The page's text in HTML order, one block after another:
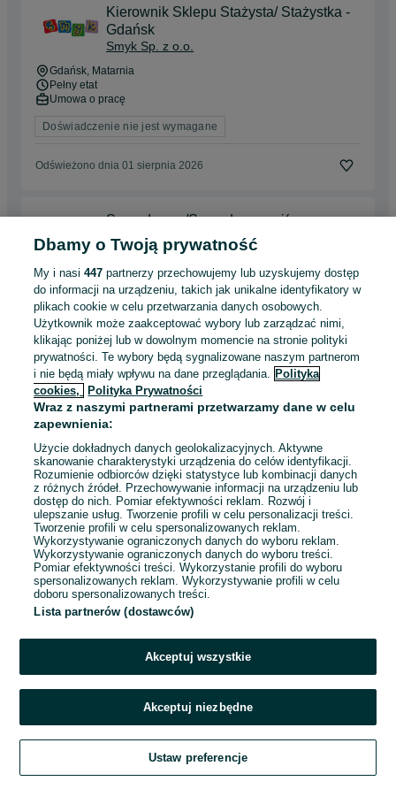
Kierownik Sklepu Stażysta/ Stażystka -
Gdańsk
Smyk Sp. z o.o.
Gdańsk , Matarnia
Pełny etat
Umowa o pracę
Doświadczenie nie jest wymagane
Odświeżono dnia 01 sierpnia 2026
Sprzedawca/Sprzedawczyni(umowa o
pracę-niepełny etat)Warszawa Janki
Smyk Sp. z o.o.
Janki
Niepełny etat
Umowa o pracę
Odpowiednie doświadczenie zawodowe
Odświeżono dnia 31 lipca 2026
Zastępca / Zastępczyni Kierownika
Sklepu - Gubin Hosso
Smyk Sp. z o.o.
Gubin
Pełny etat
Umowa o pracę
Odpowiednie doświadczenie zawodowe
Dyspozycyjność: Praca zmianowa, Praca w weekendy
Kadra kierownicza
Odświeżono dnia 31 lipca 2026
Szukaj Obserwujesz Dodaj Czat Konto
Dbamy o Twoją prywatność
My i nasi447 partnerzy przechowujemy lub uzyskujemy dostęp
do informacji na urządzeniu, takich jak unikalne identyfikatory w
plikach cookie w celu przetwarzania danych osobowych.
Użytkownik może zaakceptować wybory lub zarządzać nimi,
klikając poniżej lub w dowolnym momencie na stronie polityki
prywatności. Te wybory będą sygnalizowane naszym partnerom
i nie będą miały wpływu na dane przeglądania. Polityka
cookies,
Polityka Prywatności
Wraz z naszymi partnerami przetwarzamy dane w celu
zapewnienia:
Użycie dokładnych danych geolokalizacyjnych. Aktywne
skanowanie charakterystyki urządzenia do celów identyfikacji.
Rozumienie odbiorców dzięki statystyce lub kombinacji danych
z różnych źródeł. Przechowywanie informacji na urządzeniu lub
dostęp do nich. Pomiar efektywności reklam. Rozwój i
ulepszanie usług. Tworzenie profili w celu personalizacji treści.
Tworzenie profili w celu spersonalizowanych reklam.
Wykorzystywanie ograniczonych danych do wyboru reklam.
Wykorzystywanie ograniczonych danych do wyboru treści.
Pomiar efektywności treści. Wykorzystanie profili do wyboru
spersonalizowanych reklam. Wykorzystywanie profili w celu
doboru spersonalizowanych treści.
Lista partnerów (dostawców)
Akceptuj wszystkie
Akceptuj niezbędne
Ustaw preferencje